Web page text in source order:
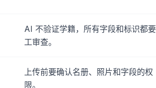
AI 不验证学籍，所有字段和标识都
工审查。
上传前要确认名册、照片和字段的权
限。